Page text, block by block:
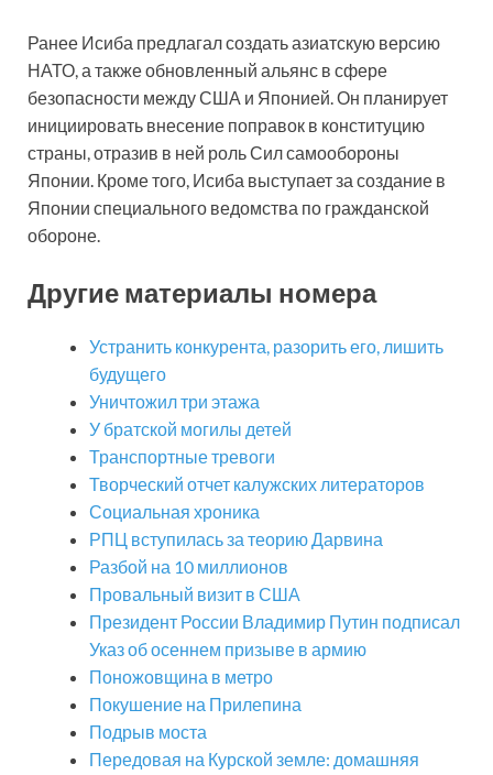
Ранее Исиба предлагал создать азиатскую версию
НАТО, а также обновленный альянс в сфере
безопасности между США и Японией. Он планирует
инициировать внесение поправок в конституцию
страны, отразив в ней роль Сил самообороны
Японии. Кроме того, Исиба выступает за создание в
Японии специального ведомства по гражданской
обороне.
Другие материалы номера
Устранить конкурента, разорить его, лишить
будущего
Уничтожил три этажа
У братской могилы детей
Транспортные тревоги
Творческий отчет калужских литераторов
Социальная хроника
РПЦ вступилась за теорию Дарвина
Разбой на 10 миллионов
Провальный визит в США
Президент России Владимир Путин подписал
Указ об осеннем призыве в армию
Поножовщина в метро
Покушение на Прилепина
Подрыв моста
Передовая на Курской земле: домашняя